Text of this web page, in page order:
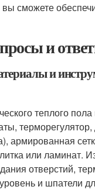
сможете
и
и
теплого
армированная
или ламинат.
отверстий,
и шпатели